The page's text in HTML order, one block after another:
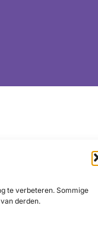
te verbeteren. Sommige
derden.
zorg
kunnen
en ik probeer